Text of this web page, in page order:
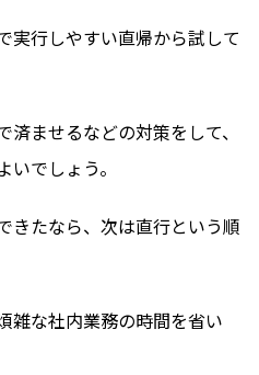
実行しやすい直帰から試して
ませるなどの対策をして、
でしょう。
きたなら、次は直行という順
雑な社内業務の時間を省い